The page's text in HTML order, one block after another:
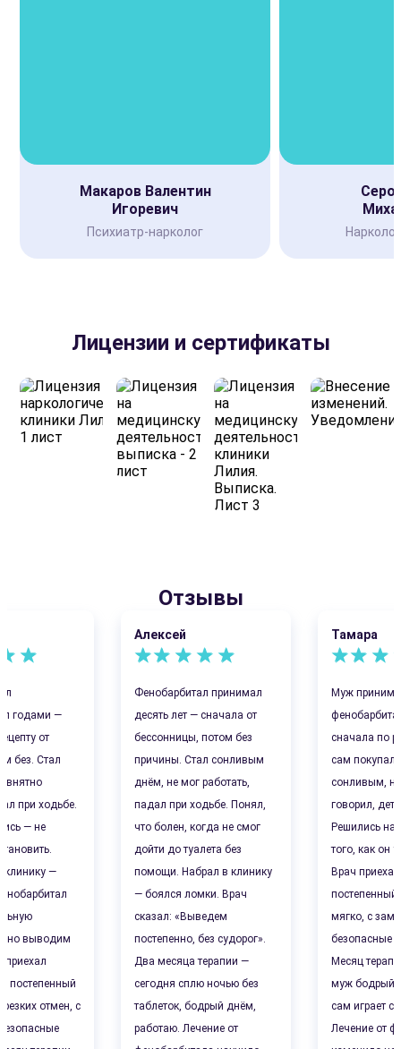
Макаров Валентин
Игоревич
Психиатр-нарколог
Лицензии и сертификаты
Отзывы
годами —
от
без. Стал
при ходьбе.
— не
клинику —
но выводим
приехал
постепенный
отмен, с
Алексей
Фенобарбитал принимал
десять лет — сначала от
бессонницы, потом без
причины. Стал сонливым
днём, не мог работать,
падал при ходьбе. Понял,
что болен, когда не смог
дойти до туалета без
помощи. Набрал в клинику
— боялся ломки. Врач
сказал: «Выведем
постепенно, без судорог».
Два месяца терапии —
сегодня сплю ночью без
таблеток, бодрый днём,
работаю. Лечение от
Тамара
Муж
сначала по
сам покупал.
сонливым,
говорил,
Решились на
того, как он
Врач
мягко, с
безопасные
Месяц
муж бодрый,
сам играет с
Лечение от